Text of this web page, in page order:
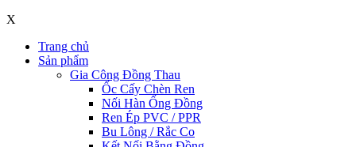
X
Trang chủ
Sản phẩm
Gia Công Đồng Thau
Ốc Cấy Chèn Ren
Nối Hàn Ống Đồng
Ren Ép PVC / PPR
Bu Lông / Rắc Co